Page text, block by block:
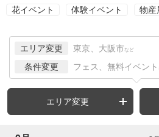
花イベント 体験イベント 物産
エリア変更 東京、大阪市 など
条件変更 フェス、無料イベント
エリア変更